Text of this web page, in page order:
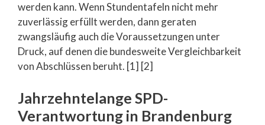
werden kann. Wenn Stundentafeln nicht mehr
zuverlässig erfüllt werden, dann geraten
zwangsläufig auch die Voraussetzungen unter
Druck, auf denen die bundesweite Vergleichbarkeit
von Abschlüssen beruht. [1] [2]
Jahrzehntelange SPD-
Verantwortung in Brandenburg